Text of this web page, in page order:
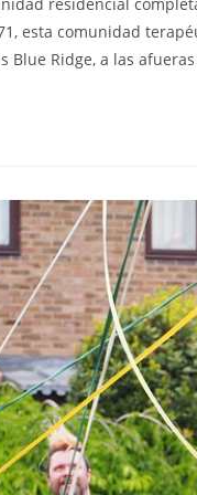
esta comunidad
Blue Ridge, a las